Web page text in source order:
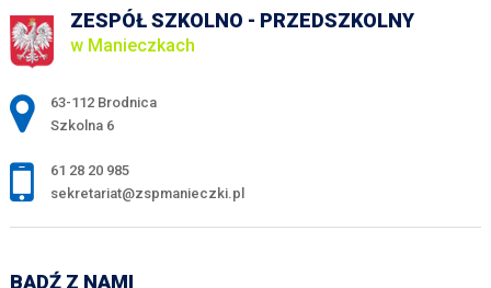
ZESPÓŁ SZKOLNO - PRZEDSZKOLNY
w Manieczkach
Adres pocztowy:
63-112 Brodnica
Szkolna 6
61 28 20 985
sekretariat@zspmanieczki.pl
BĄDŹ Z NAMI